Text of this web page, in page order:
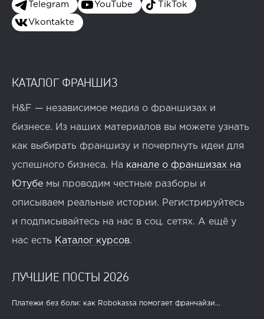
Telegram YouTube TikTok
Vkontakte
КАТАЛОГ ФРАНШИЗ
H&F — независимое медиа о франшизах и
бизнесе. Из наших материалов вы можете узнать
как выбирать франшизу и почерпнуть идеи для
успешного бизнеса. На канале о франшизах на
Ютубе мы проводим честные разборы и
описываем реальные истории. Регистрируйтесь
и подписывайтесь на нас в соц. сетях. А ещё у
нас есть Каталог курсов.
ЛУЧШИЕ ПОСТЫ 2026
Платежи без боли: как Robokassa помогает франчайзи...